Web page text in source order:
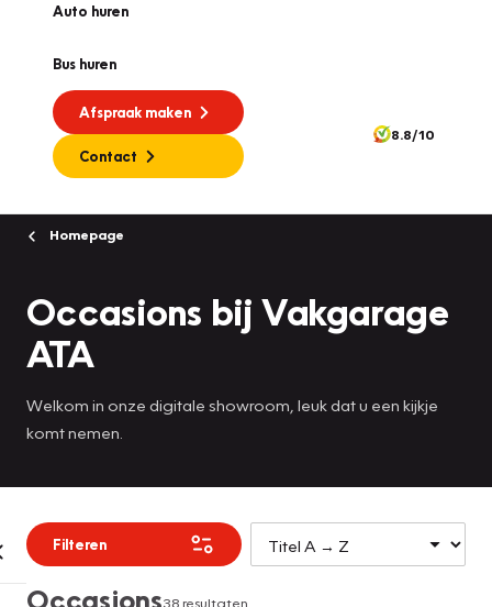
Auto huren
Bus huren
Afspraak maken
Contact
8.8/10
Homepage
Occasions bij Vakgarage
ATA
Welkom in onze digitale showroom, leuk dat u een kijkje
komt nemen.
Filteren
Occasions38 resultaten